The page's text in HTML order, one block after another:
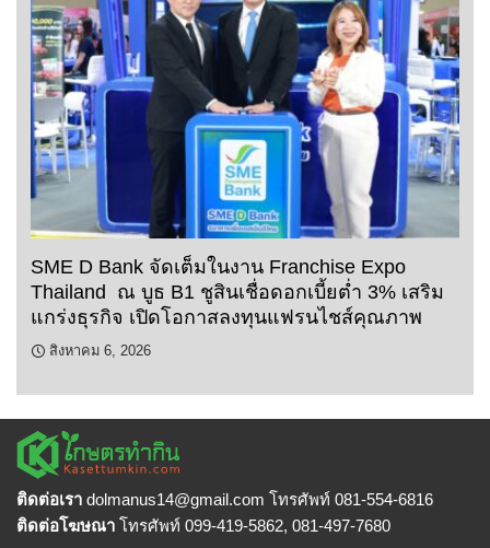
SME D Bank จัดเต็มในงาน Franchise Expo
Thailand ณ บูธ B1 ชูสินเชื่อดอกเบี้ยต่ำ 3% เสริม
แกร่งธุรกิจ เปิดโอกาสลงทุนแฟรนไชส์คุณภาพ
สิงหาคม 6, 2026
ติดต่อเรา dolmanus14@gmail.com โทรศัพท์ 081-554-6816
ติดต่อโฆษณา โทรศัพท์ 099-419-5862, 081-497-7680